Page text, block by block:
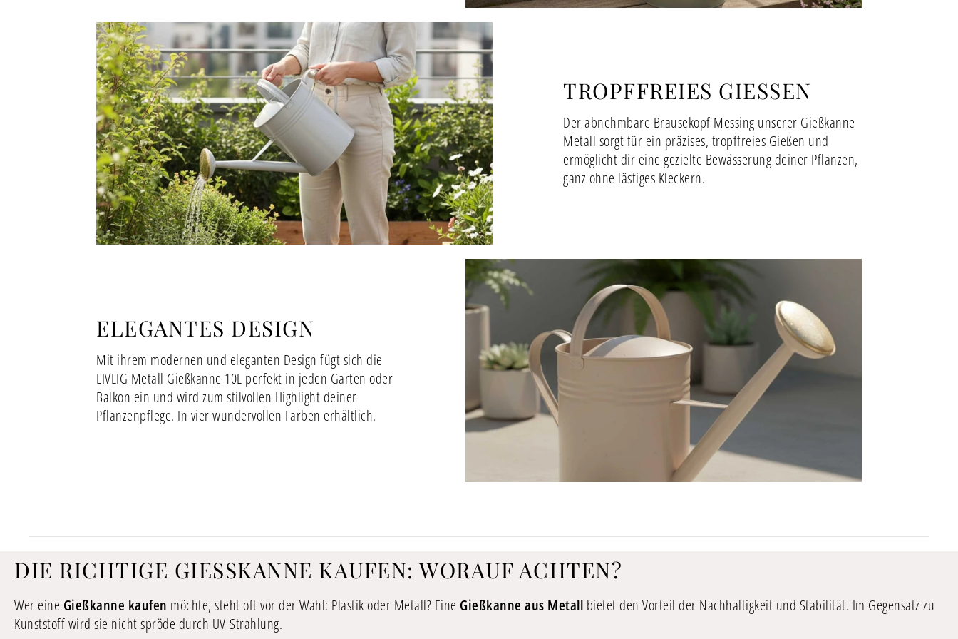
TROPFFREIES GIESSEN
Der abnehmbare Brausekopf Messing unserer Gießkanne
Metall sorgt für ein präzises, tropffreies Gießen und
ermöglicht dir eine gezielte Bewässerung deiner Pflanzen,
ganz ohne lästiges Kleckern.
ELEGANTES DESIGN
Mit ihrem modernen und eleganten Design fügt sich die
LIVLIG Metall Gießkanne 10L perfekt in jeden Garten oder
Balkon ein und wird zum stilvollen Highlight deiner
Pflanzenpflege. In vier wundervollen Farben erhältlich.
DIE RICHTIGE GIESSKANNE KAUFEN: WORAUF ACHTEN?
Wer eine Gießkanne kaufen möchte, steht oft vor der Wahl: Plastik oder Metall? Eine Gießkanne aus Metall bietet den Vorteil der Nachhaltigkeit und Stabilität. Im Gegensatz zu
Kunststoff wird sie nicht spröde durch UV-Strahlung.